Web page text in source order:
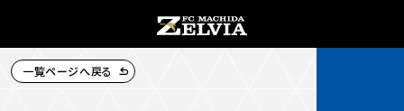
一覧ページへ戻る